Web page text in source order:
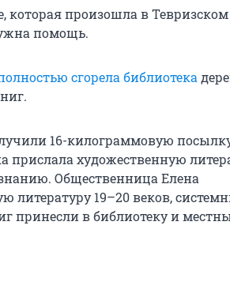
которая произошла в Тевризском
помощь.
сгорела библиотека
16-килограммовую
художественную
Общественница Елена
литературу 19–20 веков,
принесли в библиотеку и